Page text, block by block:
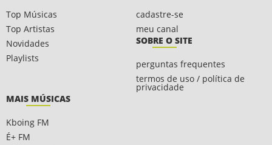
Top Músicas
Top Artistas
Novidades
Playlists
cadastre-se
meu canal
SOBRE O SITE
perguntas frequentes
termos de uso / política de
privacidade
MAIS MÚSICAS
Kboing FM
É+ FM